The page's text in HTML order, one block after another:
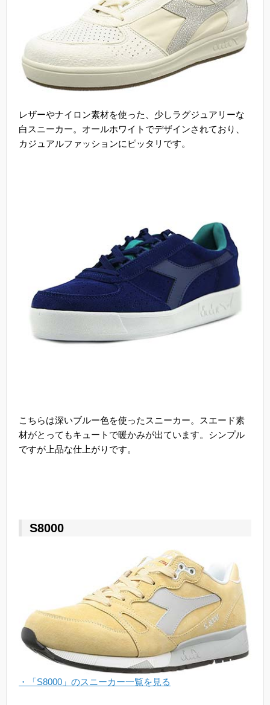
レザーやナイロン素材を使った、少しラグジュアリーな
白スニーカー。オールホワイトでデザインされており、
カジュアルファッションにピッタリです。
こちらは深いブルー色を使ったスニーカー。スエード素
材がとってもキュートで暖かみが出ています。シンプル
ですが上品な仕上がりです。
S8000
・「S8000」のスニーカー一覧を見る